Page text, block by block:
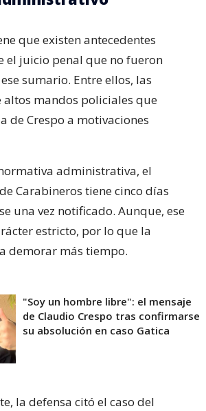
que existen antecedentes
el juicio penal que no fueron
sumario. Entre ellos, las
altos mandos policiales que
de Crespo a motivaciones
administrativa, el
Carabineros tiene cinco días
una vez notificado. Aunque, ese
estricto, por lo que la
demorar más tiempo.
"Soy un hombre libre": el mensaje
de Claudio Crespo tras confirmarse
su absolución en caso Gatica
la defensa citó el caso del